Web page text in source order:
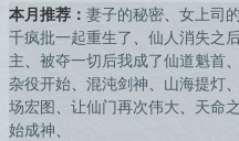
本月推荐： 妻子的秘密 女上司
千疯批一起重生了
仙人消失之
主
被夺一切后我成了仙道魁首
杂役开始
混沌剑神 山海提灯
场宏图
让仙门再次伟大 天命
始成神